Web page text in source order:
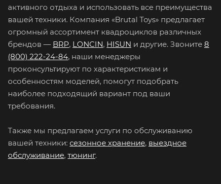
активного отдыха и использовать все преимущества
вашей техники. Компания «Brutal Toys» предлагает
огромный ассортимент квадроциклов различных
брендов — BRP, LONCIN, HISUN и другие. Звоните 8
(800) 222-24-84, наши менеджеры
проконсультируют по характеристикам и
особенностям моделей, помогут подобрать
наиболее подходящий вариант под ваши
требования.
Также мы предлагаем услуги по обслуживанию
вашей техники: сезонное хранение, выездное
обслуживание, тюнинг.